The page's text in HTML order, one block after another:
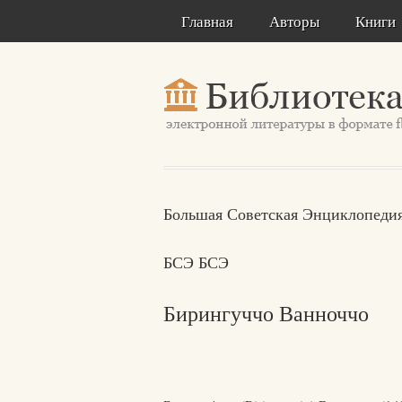
Главная Авторы Книги
Большая Советская
БСЭ БСЭ
Бирингуччо Ванноччо